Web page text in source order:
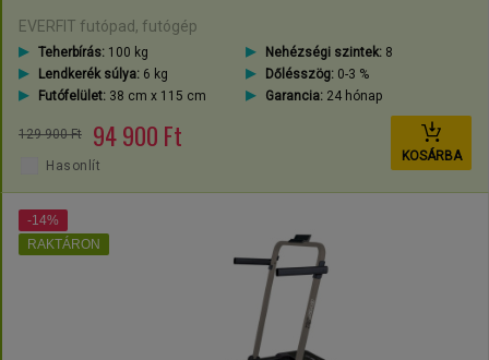
EVERFIT futópad, futógép
Teherbírás: 100 kg Nehézségi szintek:8
Lendkerék súlya: 6 kg Dőlésszög:0-3 %
Futófelület: 38 cm x 115 cm Garancia:24 hónap
129 900 Ft 94 900 Ft
KOSÁRBA
Hasonlít
-14%
RAKTÁRON